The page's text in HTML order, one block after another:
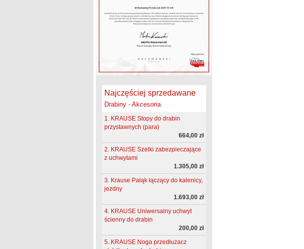
Najczęściej sprzedawane
Drabiny - Akcesoria
1. KRAUSE Stopy do drabin
przystawnych (para)
664,00 zł
2. KRAUSE Szelki zabezpieczające
z uchwytami
1.305,00 zł
3. Krause Pałąk łączący do kalenicy,
jezdny
1.693,00 zł
4. KRAUSE Uniwersalny uchwyt
ścienny do drabin
200,00 zł
5. KRAUSE Noga przedłużacz